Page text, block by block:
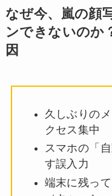
なぜ今、嵐の顔
ンできないのか
因
久しぶりの
クセス集中
スマホの「
す誤入力
端末に残っ